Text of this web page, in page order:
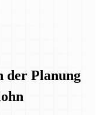
der Planung